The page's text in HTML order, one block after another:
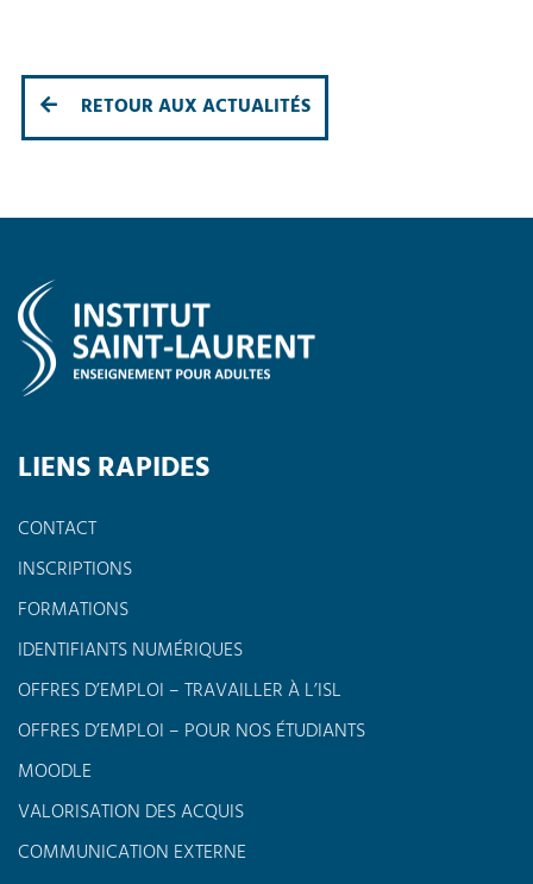
RETOUR AUX ACTUALITÉS
LIENS RAPIDES
CONTACT
INSCRIPTIONS
FORMATIONS
IDENTIFIANTS NUMÉRIQUES
OFFRES D’EMPLOI – TRAVAILLER À L’ISL
OFFRES D’EMPLOI – POUR NOS ÉTUDIANTS
MOODLE
VALORISATION DES ACQUIS
COMMUNICATION EXTERNE